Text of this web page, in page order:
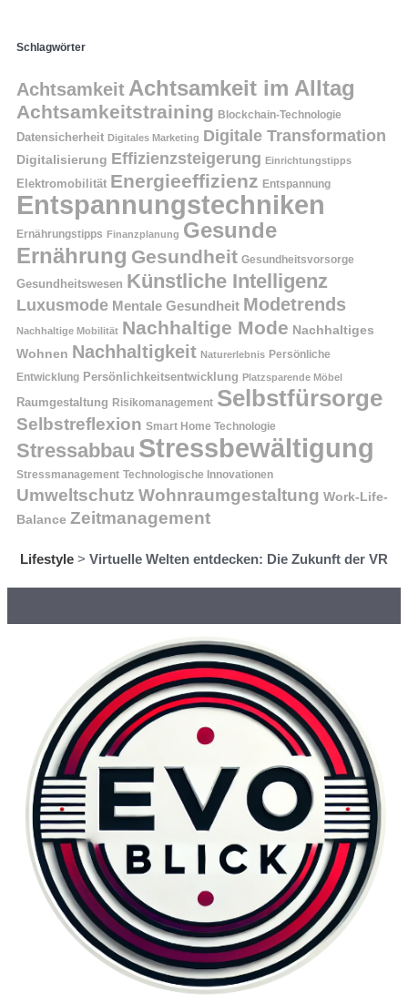
Schlagwörter
Achtsamkeit Achtsamkeit im Alltag
Achtsamkeitstraining Blockchain-Technologie
Datensicherheit Digitales Marketing Digitale Transformation
Digitalisierung Effizienzsteigerung Einrichtungstipps
Elektromobilität Energieeffizienz Entspannung
Entspannungstechniken
Ernährungstipps Finanzplanung Gesunde
Ernährung Gesundheit Gesundheitsvorsorge
Gesundheitswesen Künstliche Intelligenz
Luxusmode Mentale Gesundheit Modetrends
Nachhaltige Mobilität Nachhaltige Mode Nachhaltiges
Wohnen Nachhaltigkeit Naturerlebnis Persönliche
Entwicklung Persönlichkeitsentwicklung Platzsparende Möbel
Raumgestaltung Risikomanagement Selbstfürsorge
Selbstreflexion Smart Home Technologie
Stressabbau Stressbewältigung
Stressmanagement Technologische Innovationen
Umweltschutz Wohnraumgestaltung Work-Life-
Balance Zeitmanagement
Lifestyle > Virtuelle Welten entdecken: Die Zukunft der VR